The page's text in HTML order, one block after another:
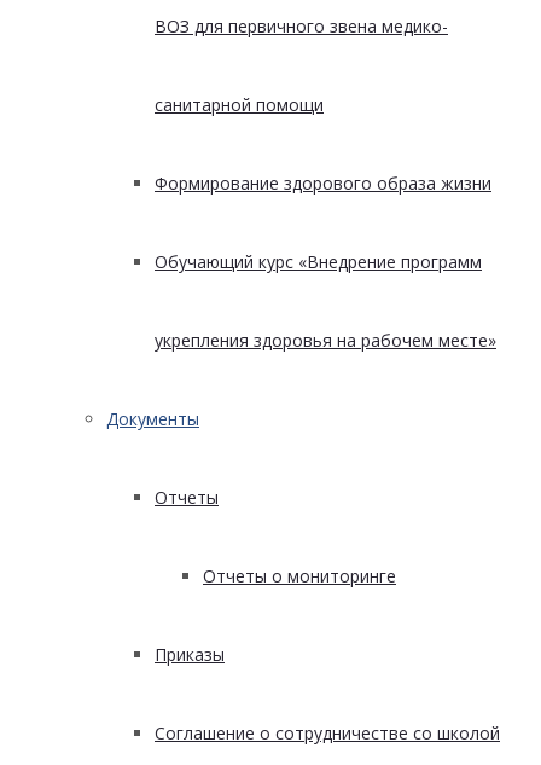
ВОЗ для первичного звена медико-
санитарной помощи
Формирование здорового образа жизни
Обучающий курс «Внедрение программ
укрепления здоровья на рабочем месте»
Документы
Отчеты
Отчеты о мониторинге
Приказы
Соглашение о сотрудничестве со школой